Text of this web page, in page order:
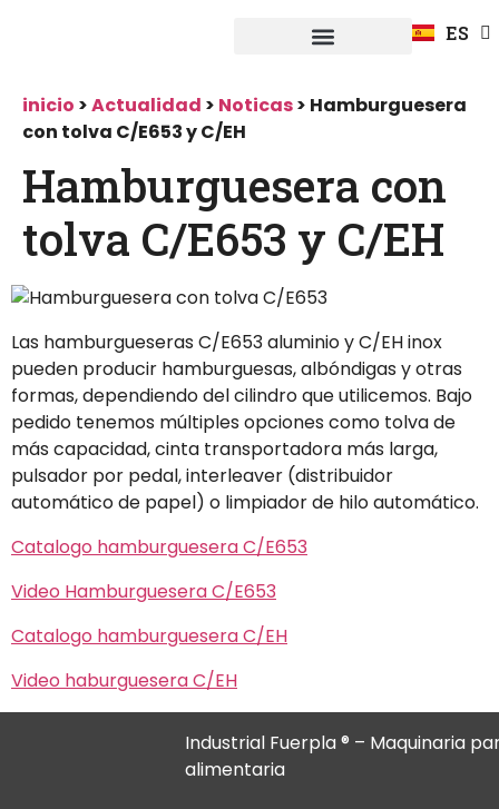
ES
DE
inicio >Actualidad > Noticas> Hamburguesera
con tolva C/E653 y C/EH
Hamburguesera con
tolva C/E653 y C/EH
Las hamburgueseras C/E653 aluminio y C/EH inox
pueden producir hamburguesas, albóndigas y otras
formas, dependiendo del cilindro que utilicemos. Bajo
pedido tenemos múltiples opciones como tolva de
más capacidad, cinta transportadora más larga,
pulsador por pedal, interleaver (distribuidor
automático de papel) o limpiador de hilo automático.
Catalogo hamburguesera C/E653
Video Hamburguesera C/E653
Catalogo hamburguesera C/EH
Video haburguesera C/EH
Industrial Fuerpla ® – Maquinaria
alimentaria